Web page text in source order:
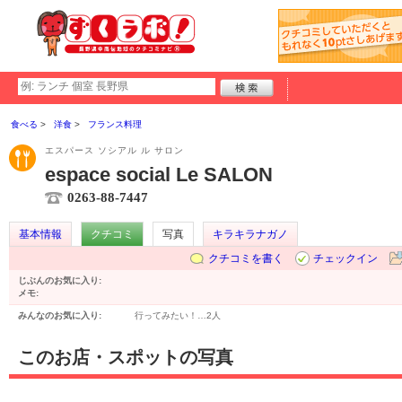
食べる 洋食 フランス料理
エスパース ソシアル ル サロン
espace social Le SALON
0263-88-7447
基本情報 クチコミ 写真
キラキラナガノ
クチコミを書く
チェックイン
じぶんのお気に入り:
メモ:
みんなのお気に入り: 行ってみたい！… 2人
このお店・スポットの写真